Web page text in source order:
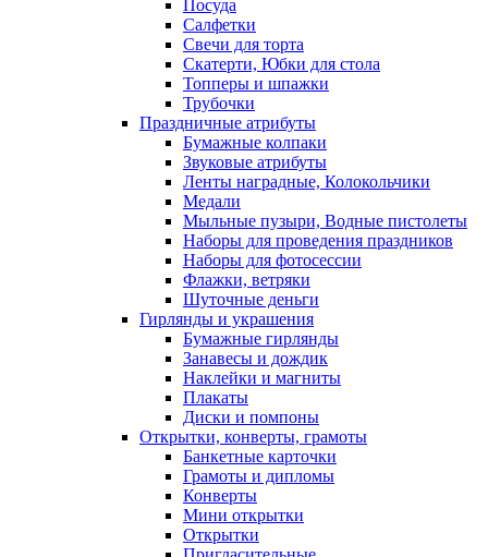
Посуда
Салфетки
Свечи для торта
Скатерти, Юбки для стола
Топперы и шпажки
Трубочки
Праздничные атрибуты
Бумажные колпаки
Звуковые атрибуты
Ленты наградные, Колокольчики
Медали
Мыльные пузыри, Водные пистолеты
Наборы для проведения праздников
Наборы для фотосессии
Флажки, ветряки
Шуточные деньги
Гирлянды и украшения
Бумажные гирлянды
Занавесы и дождик
Наклейки и магниты
Плакаты
Диски и помпоны
Открытки, конверты, грамоты
Банкетные карточки
Грамоты и дипломы
Конверты
Мини открытки
Открытки